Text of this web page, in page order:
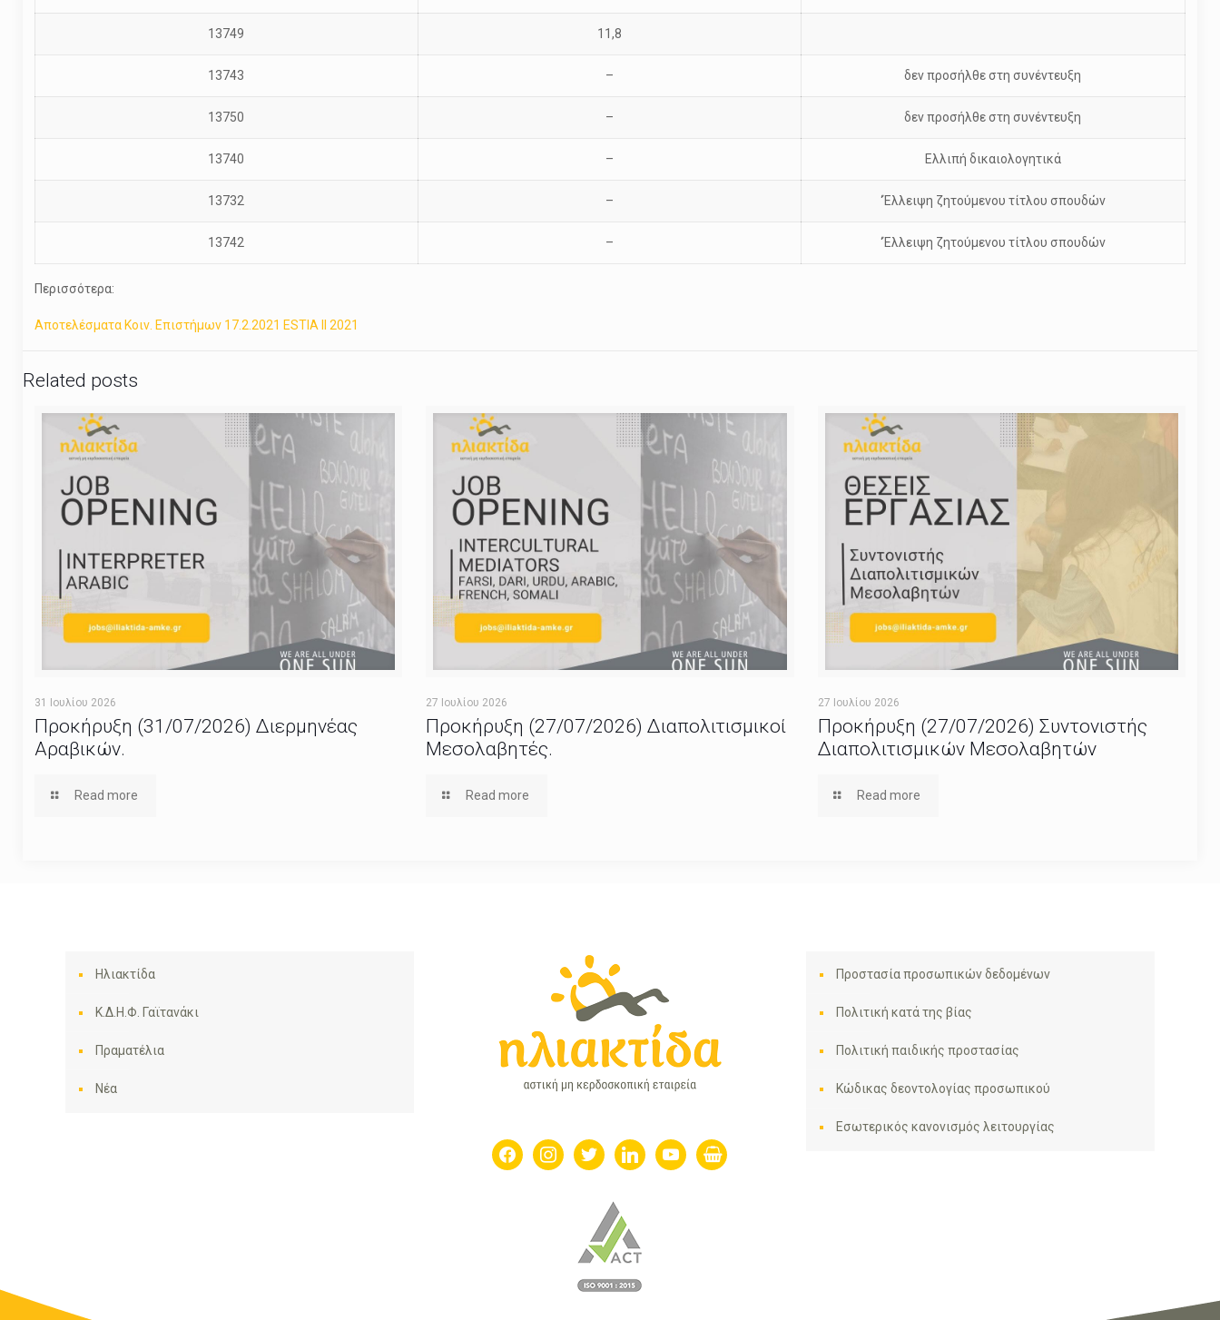
13749 11,8
13743 – δεν προσήλθε στη συνέντευξη
13750 – δεν προσήλθε στη συνέντευξη
13740 – Ελλιπή δικαιολογητικά
13732 – ‘Έλλειψη ζητούμενου τίτλου σπουδών
13742 – ‘Έλλειψη ζητούμενου τίτλου σπουδών
Περισσότερα:
Αποτελέσματα Κοιν. Επιστήμων 17.2.2021 ESTIA ΙΙ 2021
Related posts
31 Ιουλίου 2026
Προκήρυξη (31/07/2026) Διερμηνέας
Αραβικών.
Read more
27 Ιουλίου 2026
Προκήρυξη (27/07/2026) Διαπολιτισμικοί
Μεσολαβητές.
Read more
27 Ιουλίου 2026
Προκήρυξη (27/07/2026) Συντονιστής
Διαπολιτισμικών Μεσολαβητών
Read more
Ηλιακτίδα
Κ.Δ.Η.Φ. Γαϊτανάκι
Πραματέλια
Νέα
facebookinstagram
twitter linkedinyoutubeshopping-
basket
Προστασία προσωπικών δεδομένων
Πολιτική κατά της βίας
Πολιτική παιδικής προστασίας
Κώδικας δεοντολογίας προσωπικού
Εσωτερικός κανονισμός λειτουργίας